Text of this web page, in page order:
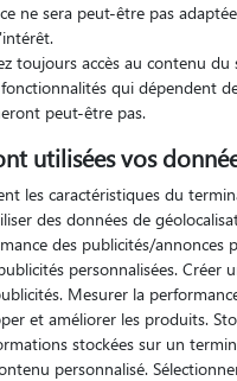
animal à
Pins
d'animaux
(13960)
déposé par Jean le
07:30
ne sera peut-être pas
toujours accès au contenu du
qui dépendent
peut-être pas.
utilisées vos
les caractéristiques du
des données de
des publicités/annonces
personnalisées. Créer
Mesurer la
et améliorer les produits.
stockées sur un
personnalisé.